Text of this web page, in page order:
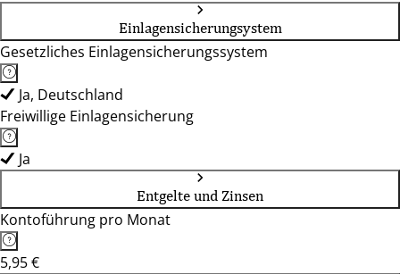
Einlagensicherungsystem
Gesetzliches Einlagensicherungssystem
Ja, Deutschland
Freiwillige Einlagensicherung
Ja
Entgelte und Zinsen
Kontoführung pro Monat
5,95 €